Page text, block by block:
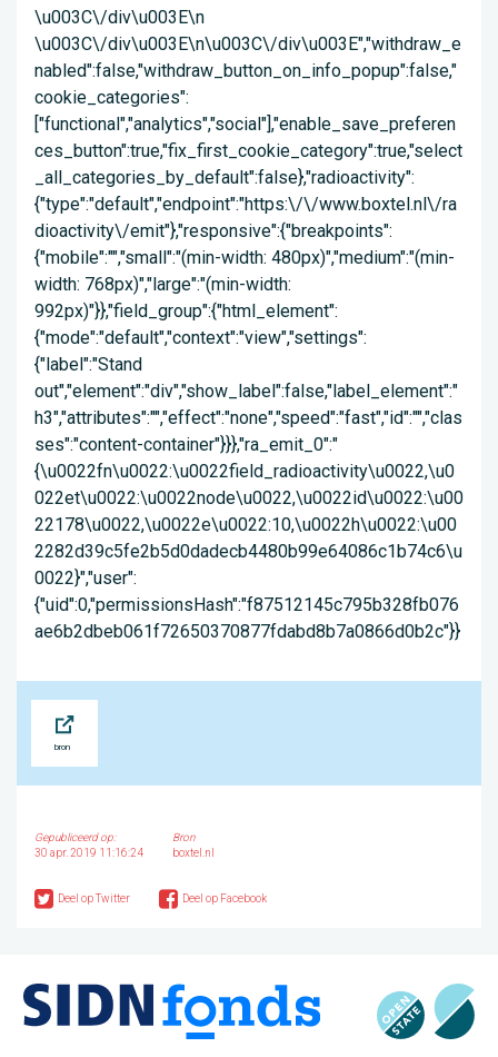
\u003C\/div\u003E\n
\u003C\/div\u003E\n\u003C\/div\u003E","withdraw_e
nabled":false,"withdraw_button_on_info_popup":false,"
cookie_categories":
["functional","analytics","social"],"enable_save_preferen
ces_button":true,"fix_first_cookie_category":true,"select
_all_categories_by_default":false},"radioactivity":
{"type":"default","endpoint":"https:\/\/www.boxtel.nl\/ra
dioactivity\/emit"},"responsive":{"breakpoints":
{"mobile":"","small":"(min-width: 480px)","medium":"(min-
width: 768px)","large":"(min-width:
992px)"}},"field_group":{"html_element":
{"mode":"default","context":"view","settings":
{"label":"Stand
out","element":"div","show_label":false,"label_element":"
h3","attributes":"","effect":"none","speed":"fast","id":"","clas
ses":"content-container"}}},"ra_emit_0":"
{\u0022fn\u0022:\u0022field_radioactivity\u0022,\u0
022et\u0022:\u0022node\u0022,\u0022id\u0022:\u00
22178\u0022,\u0022e\u0022:10,\u0022h\u0022:\u00
2282d39c5fe2b5d0dadecb4480b99e64086c1b74c6\u
0022}","user":
{"uid":0,"permissionsHash":"f87512145c795b328fb076
ae6b2dbeb061f72650370877fdabd8b7a0866d0b2c"}}
Gepubliceerd op:
30 apr. 2019 11:16:24
Bron
boxtel.nl
Deel op Twitter Deel op Facebook